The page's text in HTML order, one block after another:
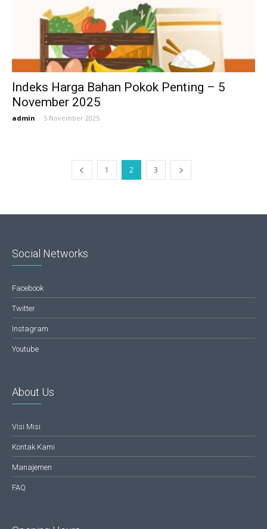
Indeks Harga Bahan Pokok Penting – 5
November 2025
admin - 5 November 2025
1 2 3
Social Networks
Facebook
Twitter
Instagram
Youtube
About Us
Visi Misi
Kontak Kami
Manajemen
FAQ